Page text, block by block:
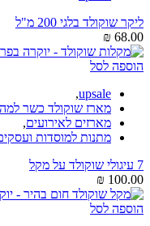
ליקר שוקולד בלגי 200 מ"ל
₪ 68.00
הוספה לסל
upsale
,
מארז שוקולד כשר
מארזים לאירועים,
מתנות למוסדות
7 עיגולי שוקולד על מקל
₪ 100.00
הוספה לסל